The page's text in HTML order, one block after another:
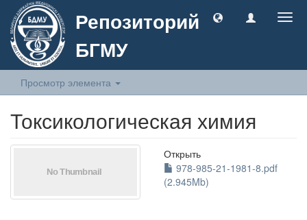
Репозиторий
БГМУ
Просмотр элемента
Токсикологическая химия
Открыть
978-985-21-1981-8.pdf
(2.945Mb)